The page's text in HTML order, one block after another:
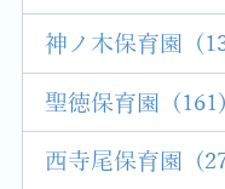
神ノ木保育園
聖徳保育園 (161)
西寺尾保育園